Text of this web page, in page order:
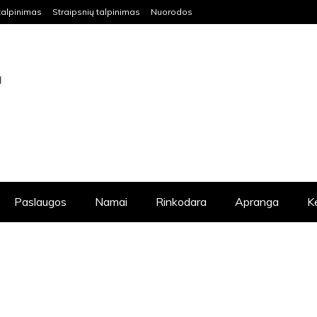
Straipsnių talpinimas Nuorodos
NAUDINGOS INFORMACIJOS.
Paslaugos Namai Rinkodara Apranga